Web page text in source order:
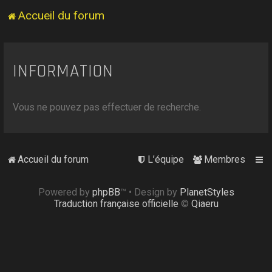
Accueil du forum
INFORMATION
Vous ne pouvez pas effectuer de recherche.
Accueil du forum Membres
L’équipe
Powered by phpBB™ • Design by PlanetStyles
Traduction française officielle © Qiaeru